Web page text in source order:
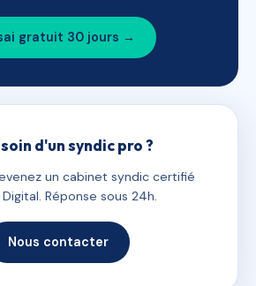
gratuit 30 jours →
d'un syndic pro ?
un cabinet syndic certifié
Réponse sous 24h.
Nous contacter